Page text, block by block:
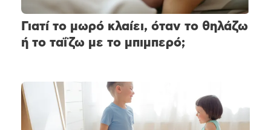
Γιατί το μωρό κλαίει, όταν το θηλάζω
ή το ταΐζω με το μπιμπερό;